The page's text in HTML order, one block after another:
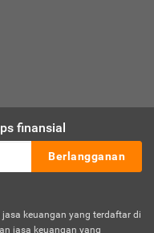
finansial
Berlangganan
keuangan yang terdaftar di
jasa keuangan yang